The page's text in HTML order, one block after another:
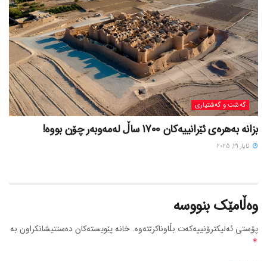
گه‌شت و گه‌شتیاری
بزانه بەهرەی ئێرانییەکان 1700 ساڵ لەمەوبەر چۆن بووه!
ئایار 31, 2025
وەڵامێک بنووسە
پۆستی ئەلیکترۆنییەکەت بڵاوناکرێتەوە. خانە پێویستەکان دەستنیشانکراون بە
*